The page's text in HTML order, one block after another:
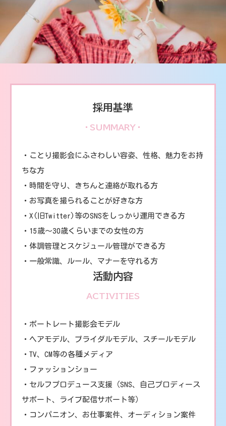
採用基準
SUMMARY
・ことり撮影会にふさわしい容姿、性格、魅力をお持
ちな方
・ 時間を守り、きちんと連絡が取れる 方
・お写真を撮られることが好きな方
・X(旧Twitter)等のSNSをしっかり運用できる方
・15歳～30歳くらいまでの女性の方
・体調管理とスケジュール管理ができる方
・一般常識、ルール、マナーを守れる方
活動内容
ACTIVITIES
・ポートレート撮影会モデル
・ヘアモデル、ブライダルモデル、スチールモデル
・TV、CM等の各種メディア
・ファッションショー
・セルフプロデュース支援（SNS、自己プロディース
サポート、ライブ配信サポート等）
・コンパニオン、お仕事案件、オーディション案件